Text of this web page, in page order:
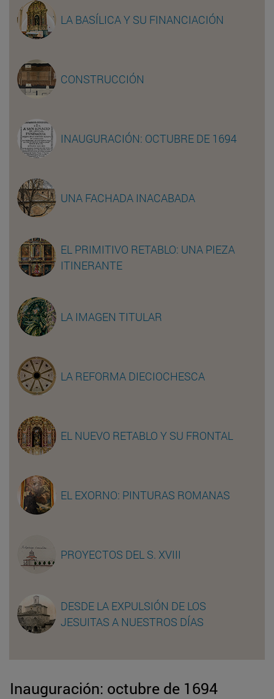
LA BASÍLICA Y SU FINANCIACIÓN
CONSTRUCCIÓN
INAUGURACIÓN: OCTUBRE DE 1694
UNA FACHADA INACABADA
EL PRIMITIVO RETABLO: UNA PIEZA
ITINERANTE
LA IMAGEN TITULAR
LA REFORMA DIECIOCHESCA
EL NUEVO RETABLO Y SU FRONTAL
EL EXORNO: PINTURAS ROMANAS
PROYECTOS DEL S. XVIII
DESDE LA EXPULSIÓN DE LOS
JESUITAS A NUESTROS DÍAS
Inauguración: octubre de 1694